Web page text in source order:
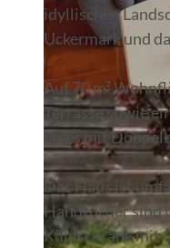
© Seenland Oder-Spree
idyllischen
Uckermark und
Auf 70 m²
Terrasse sowie
eines mit
Das Haus ist
Handtücher sind
Kühlschrank mit